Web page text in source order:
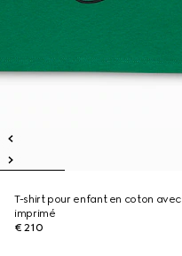
T-shirt pour enfant en coton avec
imprimé
€ 210